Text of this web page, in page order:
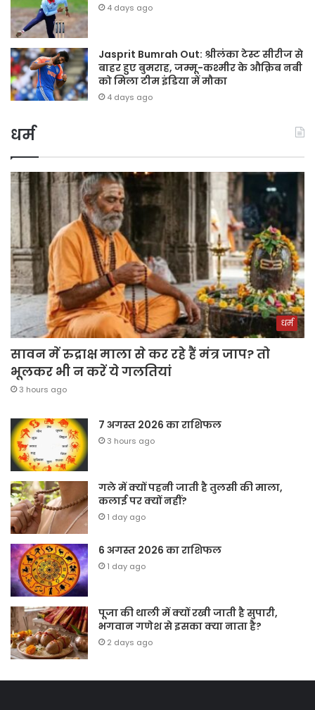
4 days ago
Jasprit Bumrah Out: श्रीलंका टेस्ट सीरीज से
बाहर हुए बुमराह, जम्मू-कश्मीर के औक़िब नबी
को मिला टीम इंडिया में मौका
4 days ago
धर्म
धर्म
सावन में रुद्राक्ष माला से कर रहे हैं मंत्र जाप? तो
भूलकर भी न करें ये गलतियां
3 hours ago
7 अगस्त 2026 का राशिफल
3 hours ago
गले में क्यों पहनी जाती है तुलसी की माला,
कलाई पर क्यों नहीं?
1 day ago
6 अगस्त 2026 का राशिफल
1 day ago
पूजा की थाली में क्यों रखी जाती है सुपारी,
भगवान गणेश से इसका क्या नाता है?
2 days ago